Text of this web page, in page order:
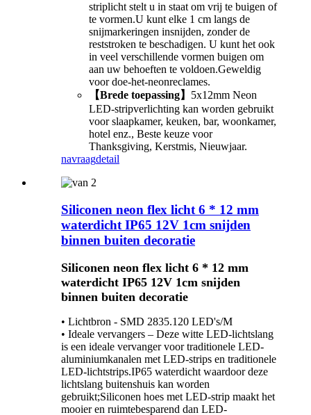
striplicht stelt u in staat om vrij te buigen of
te vormen.U kunt elke 1 cm langs de
snijmarkeringen insnijden, zonder de
reststroken te beschadigen. U kunt het ook
in veel verschillende vormen buigen om
aan uw behoeften te voldoen.Geweldig
voor doe-het-neonreclames.
【Brede toepassing】 5x12mm Neon
LED-stripverlichting kan worden gebruikt
voor slaapkamer, keuken, bar, woonkamer,
hotel enz., Beste keuze voor
Thanksgiving, Kerstmis, Nieuwjaar.
navraagdetail
Siliconen neon flex licht 6 * 12 mm
waterdicht IP65 12V 1cm snijden
binnen buiten decoratie
Siliconen neon flex licht 6 * 12 mm
waterdicht IP65 12V 1cm snijden
binnen buiten decoratie
• Lichtbron - SMD 2835.120 LED's/M
• Ideale vervangers – Deze witte LED-lichtslang
is een ideale vervanger voor traditionele LED-
aluminiumkanalen met LED-strips en traditionele
LED-lichtstrips.IP65 waterdicht waardoor deze
lichtslang buitenshuis kan worden
gebruikt;Siliconen hoes met LED-strip maakt het
mooier en ruimtebesparend dan LED-